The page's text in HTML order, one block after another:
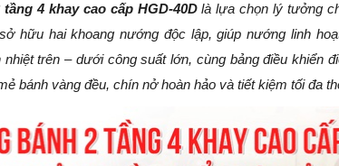
4 khay cao cấp HGD-40Dlà lựa chọn lý tưởng
hữu hai khoang nướng độc lập, giúp nướng linh
nhiệt trên – dưới công suất lớn, cùng bảng điều khiển
bánh vàng đều, chín nở hoàn hảo và tiết kiệm tối đa